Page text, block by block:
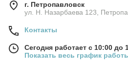
г. Петропавловск
ул. Н. Назарбаева 123,
Контакты
Сегодня работает с 10:00 до
Показать весь график